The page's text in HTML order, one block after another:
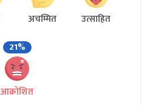
अचम्मित
उत्साहित
21%
आक्रोशित